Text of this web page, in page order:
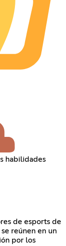
habilidades
de esports de
reúnen en un
por los